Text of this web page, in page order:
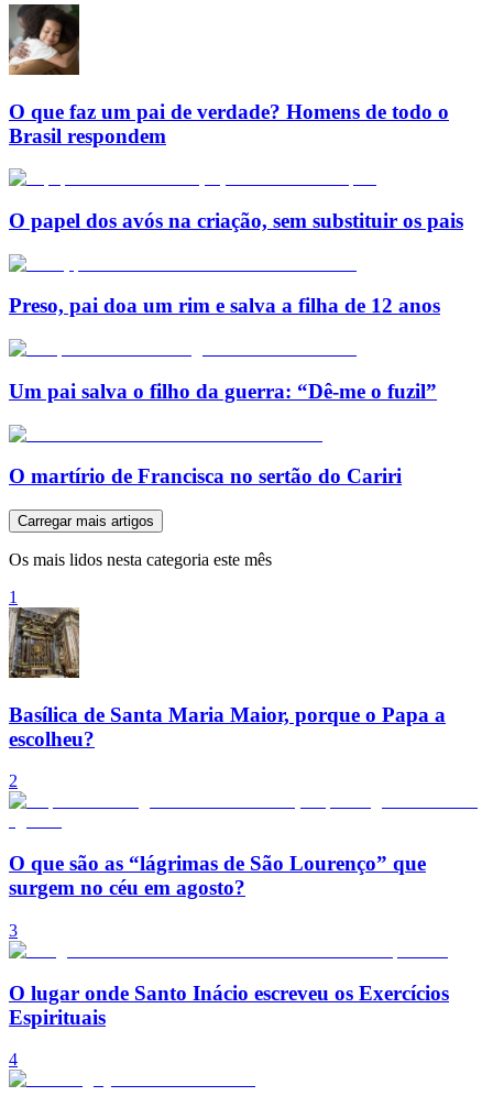
O que faz um pai de verdade? Homens de todo o
Brasil respondem
O papel dos avós na criação, sem substituir os pais
Preso, pai doa um rim e salva a filha de 12 anos
Um pai salva o filho da guerra: “Dê-me o fuzil”
O martírio de Francisca no sertão do Cariri
Carregar mais artigos
Os mais lidos nesta categoria este mês
1
Basílica de Santa Maria Maior, porque o Papa a
escolheu?
2
O que são as “lágrimas de São Lourenço” que
surgem no céu em agosto?
3
O lugar onde Santo Inácio escreveu os Exercícios
Espirituais
4